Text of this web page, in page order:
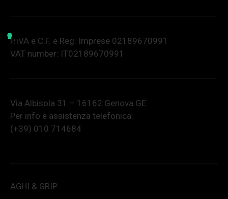
P.IVA e C.F. e Reg. Imprese 02189670991
VAT number: IT02189670991
Via Albisola 31 – 16162 Genova GE
Per info e assistenza telefonica:
(+39) 010 714684
AGHI & GRIP